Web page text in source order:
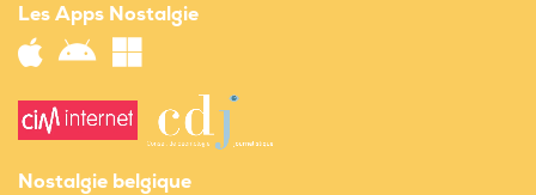
Les Apps Nostalgie
Nostalgie belgique